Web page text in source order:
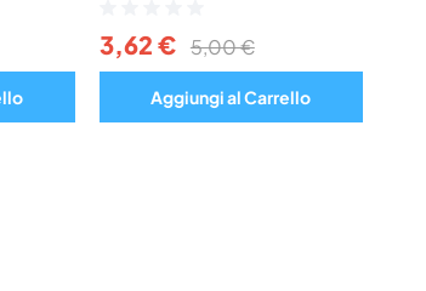
3,62 € 5,00 €
Aggiungi al Carrello